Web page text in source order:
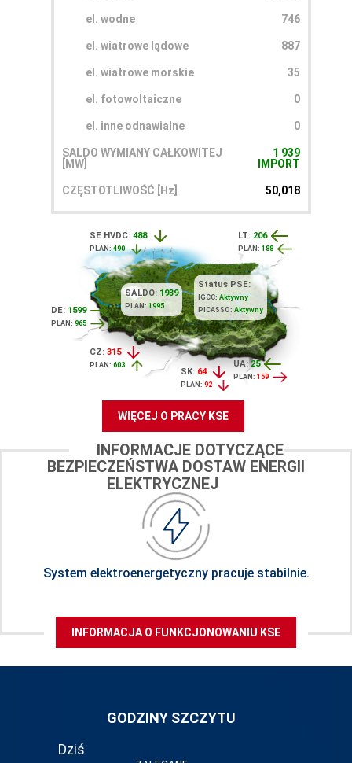
el. wodne 746
el. wiatrowe lądowe 887
el. wiatrowe morskie 35
el. fotowoltaiczne 0
el. inne odnawialne 0
SALDO WYMIANY CAŁKOWITEJ
[MW]
1 939
IMPORT
CZĘSTOTLIWOŚĆ [Hz] 50,018
SE HVDC:488
PLAN:490
DE: 1599
PLAN: 965
CZ:315
PLAN:603
LT: 206
PLAN:188
UA:25
PLAN: 159
SK: 64
PLAN:92
SALDO: 1939
PLAN:1995
Status PSE:
IGCC: Aktywny
PICASSO: Aktywny
WIĘCEJ O PRACY KSE
INFORMACJE DOTYCZĄCE
BEZPIECZEŃSTWA DOSTAW ENERGII
ELEKTRYCZNEJ
System elektroenergetyczny pracuje stabilnie.
INFORMACJA O FUNKCJONOWANIU KSE
GODZINY SZCZYTU
Dziś